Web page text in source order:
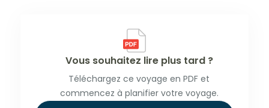
Vous souhaitez lire plus tard ?
Téléchargez ce voyage en PDF et
commencez à planifier votre voyage.